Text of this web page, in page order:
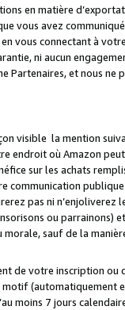
en matière
vous avez
vous connectant à
ni aucun
Partenaires, et nous
visible la mention
endroit où Amazon
sur les achats
communication
pas ni
ou parrainons)
sauf de la
de votre inscription
(automatiquement
moins 7 jours